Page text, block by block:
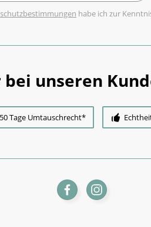
habe ich zur
unseren
50 Tage Umtauschrecht*